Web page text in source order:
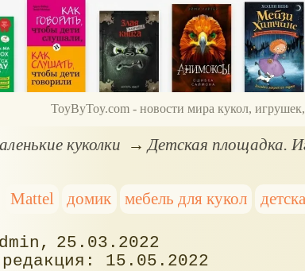
ToyByToy.com - новости мира кукол,
куколки
Детская площадка.
Mattel домик мебель для кукол
25.03.2022
15.05.2022